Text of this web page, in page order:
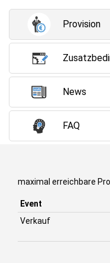
Provision
News
FAQ
maximal erreichbare
Event
Verkauf